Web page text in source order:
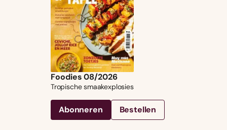
Foodies 08/2026
Tropische smaakexplosies
Abonneren Bestellen